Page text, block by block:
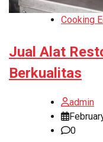
Cooking
Jual Alat
Berkualitas
admin
0